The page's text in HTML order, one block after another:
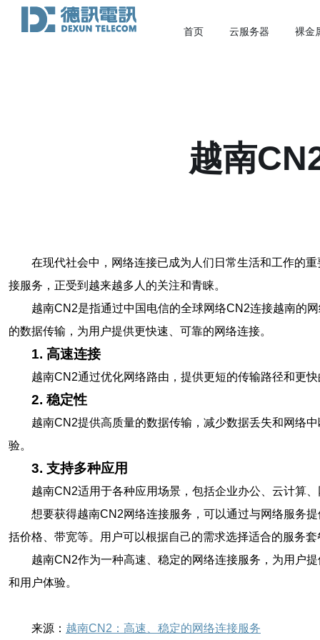
首页 云服务器 裸金
越南
在现代社会中，网络连接已成为人们日常生活和工作的
接服务，正受到越来越多人的关注和青睐。
越南CN2是指通过中国电信的全球网络CN2连接越南的
的数据传输，为用户提供更快速、可靠的网络连接。
1. 高速连接
越南CN2通过优化网络路由，提供更短的传输路径和更
2. 稳定性
越南CN2提供高质量的数据传输，减少数据丢失和网络
验。
3. 支持多种应用
越南CN2适用于各种应用场景，包括企业办公、云计算
想要获得越南CN2网络连接服务，可以通过与网络服务
括价格、带宽等。用户可以根据自己的需求选择适合的服务套
越南CN2作为一种高速、稳定的网络连接服务，为用户
和用户体验。
来源： 越南CN2：高速、稳定的网络连接服务